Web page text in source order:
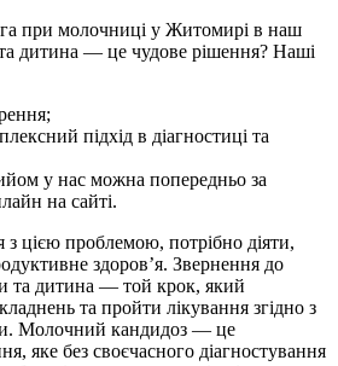
при молочниці у Житомирі в наш
дитина — це чудове рішення? Наші
підхід в діагностиці та
у нас можна попередньо за
на сайті.
цією проблемою, потрібно діяти,
здоров’я. Звернення до
та дитина — той крок, який
та пройти лікування згідно з
Молочний кандидоз — це
яке без своєчасного діагностування